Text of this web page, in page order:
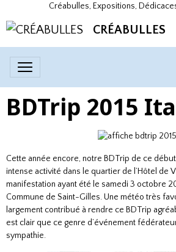
Créabulles, Expositions,
CRÉABULLES
BDTrip 2015
Cette année encore, notre BDTrip de ce
intense activité dans le quartier de l’Hôtel de
manifestation ayant été le samedi 3 octobre
Commune de Saint-Gilles. Une météo très
largement contribué à rendre ce BDTrip
est clair que ce genre d’événement
sympathie.